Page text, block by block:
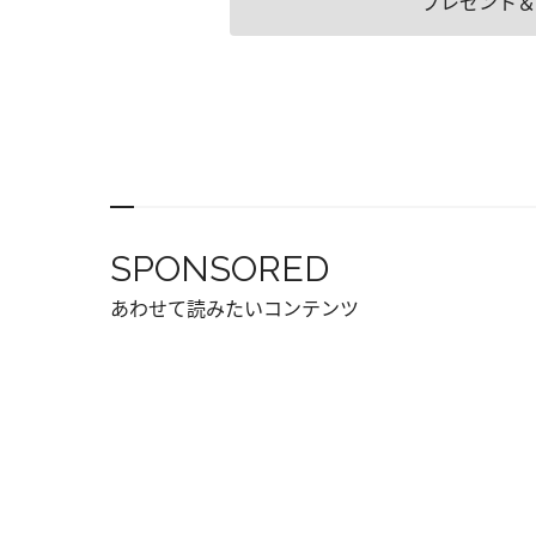
SPONSORED
あわせて読みたいコンテンツ